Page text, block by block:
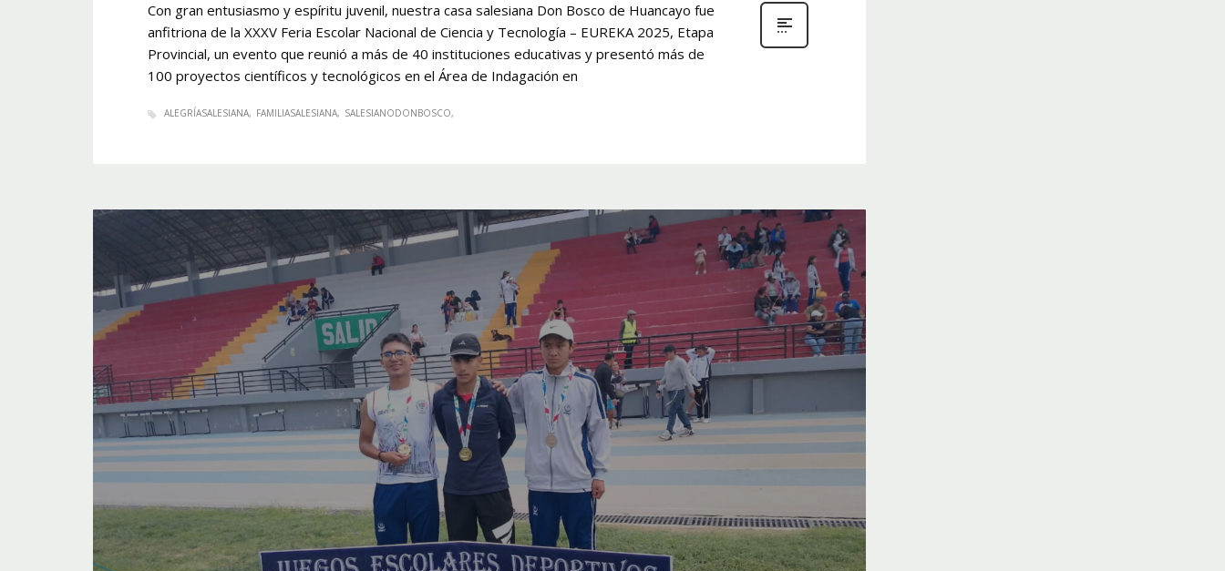
Con gran entusiasmo y espíritu juvenil, nuestra casa salesiana Don Bosco de Huancayo fue
anfitriona de la XXXV Feria Escolar Nacional de Ciencia y Tecnología – EUREKA 2025, Etapa
Provincial, un evento que reunió a más de 40 instituciones educativas y presentó más de
100 proyectos científicos y tecnológicos en el Área de Indagación en
ALEGRÍASALESIANA FAMILIASALESIANA SALESIANODONBOSCO